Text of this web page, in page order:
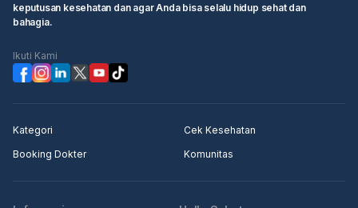
keputusan kesehatan dan agar Anda bisa selalu hidup sehat dan
bahagia.
Ikuti Kami
Kategori
Cek Kesehatan
Booking Dokter
Komunitas